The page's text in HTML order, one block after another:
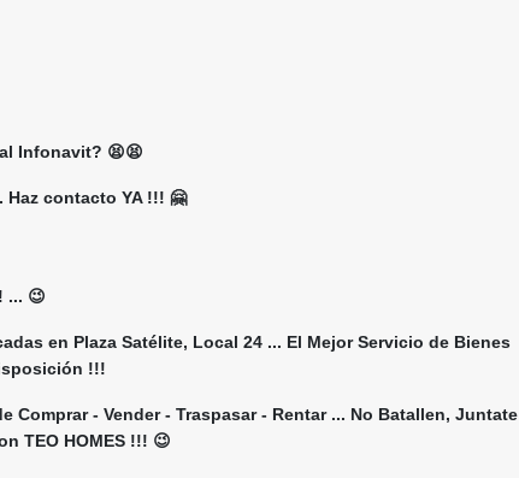
Infonavit? 😫😫
contacto YA !!! 🤗
... 😉
en Plaza Satélite, Local 24 ... El Mejor Servicio de Bienes
!!!
Comprar - Vender - Traspasar - Rentar ... No Batallen, Juntate
TEO HOMES !!! 😉